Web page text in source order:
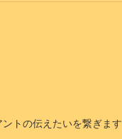
トの伝えたいを繋ぎます